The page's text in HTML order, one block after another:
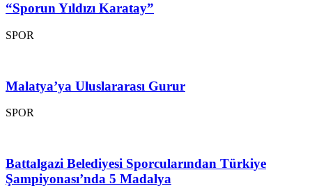
“Sporun Yıldızı Karatay”
SPOR
Malatya’ya Uluslararası Gurur
SPOR
Battalgazi Belediyesi Sporcularından Türkiye
Şampiyonası’nda 5 Madalya